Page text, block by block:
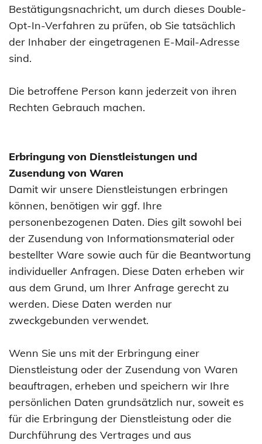
Bestätigungsnachricht, um durch dieses Double-
Opt-In-Verfahren zu prüfen, ob Sie tatsächlich
der Inhaber der eingetragenen E-Mail-Adresse
sind.
Die betroffene Person kann jederzeit von ihren
Rechten Gebrauch machen.
Erbringung von Dienstleistungen und
Zusendung von Waren
Damit wir unsere Dienstleistungen erbringen
können, benötigen wir ggf. Ihre
personenbezogenen Daten. Dies gilt sowohl bei
der Zusendung von Informationsmaterial oder
bestellter Ware sowie auch für die Beantwortung
individueller Anfragen. Diese Daten erheben wir
aus dem Grund, um Ihrer Anfrage gerecht zu
werden. Diese Daten werden nur
zweckgebunden verwendet.
Wenn Sie uns mit der Erbringung einer
Dienstleistung oder der Zusendung von Waren
beauftragen, erheben und speichern wir Ihre
persönlichen Daten grundsätzlich nur, soweit es
für die Erbringung der Dienstleistung oder die
Durchführung des Vertrages und aus